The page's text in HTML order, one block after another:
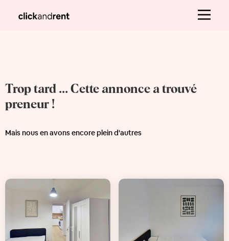
Trop tard ... Cette annonce a trouvé
preneur !
Mais nous en avons encore plein d'autres